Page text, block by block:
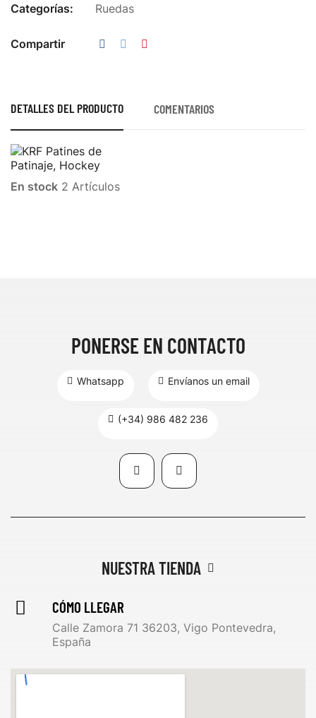
Categorías:
Ruedas
Compartir
DETALLES DEL PRODUCTO COMENTARIOS
En stock 2 Artículos
PONERSE EN CONTACTO
Whatsapp Envíanos un email
(+34) 986 482 236
NUESTRA TIENDA
CÓMO LLEGAR
Calle Zamora 71 36203, Vigo Pontevedra,
España